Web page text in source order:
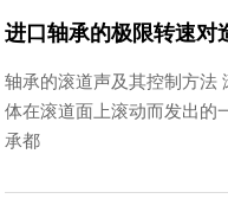
进口轴承的极限转速对
轴承的滚道声及其控制方法
体在滚道面上滚动而发出的
承都